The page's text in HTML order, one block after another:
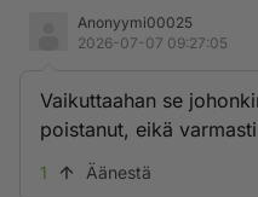
Anonyymi00025
2026-07-07 09:27:05
Vaikuttaahan se
poistanut, eikä
1 Äänestä